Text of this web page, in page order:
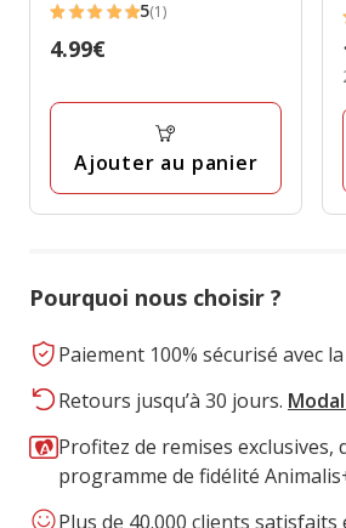
5
étoiles
1
5(1)
Prix
4.99€
Ajouter au panier
Pourquoi nous choisir ?
Paiement 100% sécurisé avec
Retours jusqu’à 30 jours.
Profitez de remises
programme de fidélité
Plus de 40.000 clients